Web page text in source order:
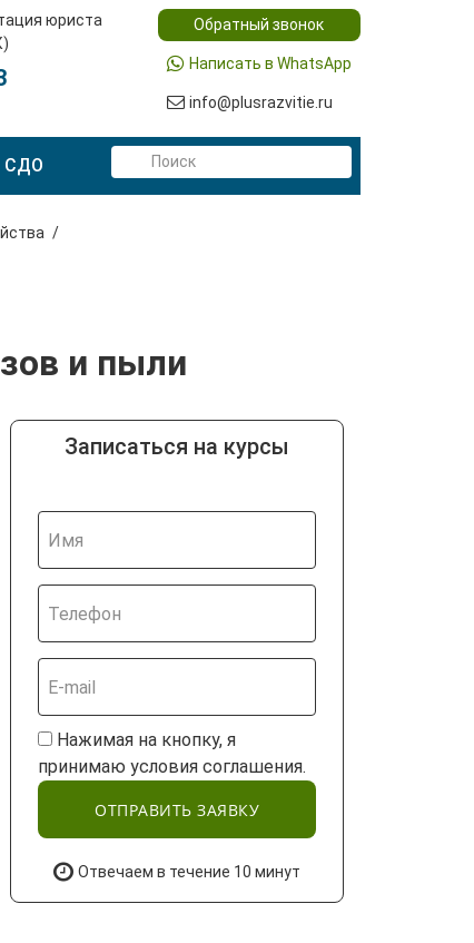
юриста
Обратный звонок
Написать в WhatsApp
info@plusrazvitie.ru
СДО
и пыли
Записаться на курсы
Нажимая на кнопку, я
принимаю условия соглашения.
ОТПРАВИТЬ ЗАЯВКУ
Отвечаем в течение 10 минут